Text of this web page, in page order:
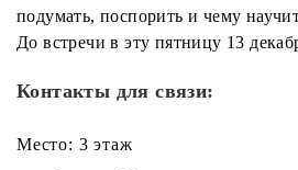
подумать, поспорить и чему
До встречи в эту пятницу 13
Контакты для связи:
Место: 3 этаж